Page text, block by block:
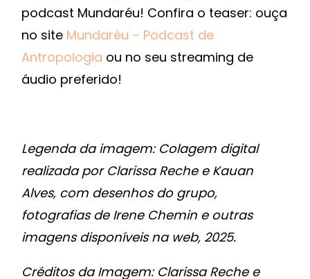
podcast Mundaréu! Confira o teaser: ouça
no site Mundaréu – Podcast de
Antropologia ou no seu streaming de
áudio preferido!
Legenda da imagem: Colagem digital
realizada por Clarissa Reche e Kauan
Alves, com desenhos do grupo,
fotografias de Irene Chemin e outras
imagens disponíveis na web, 2025.
Créditos da Imagem: Clarissa Reche e